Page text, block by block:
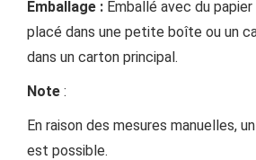
Emballage : Emballé avec du
placé dans une petite boîte ou un
dans un carton principal.
Note :
En raison des mesures manuelles,
est possible.